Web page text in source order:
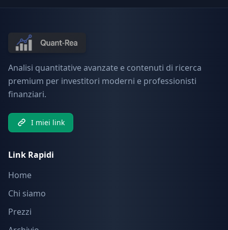
Analisi quantitative avanzate e contenuti di ricerca
premium per investitori moderni e professionisti
finanziari.
I miei link
Link Rapidi
Home
Chi siamo
Prezzi